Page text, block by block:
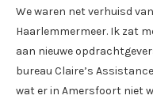
We waren net verhuisd
Haarlemmermeer. Ik zat
aan nieuwe
bureau Claire’s
wat er in Amersfoort niet